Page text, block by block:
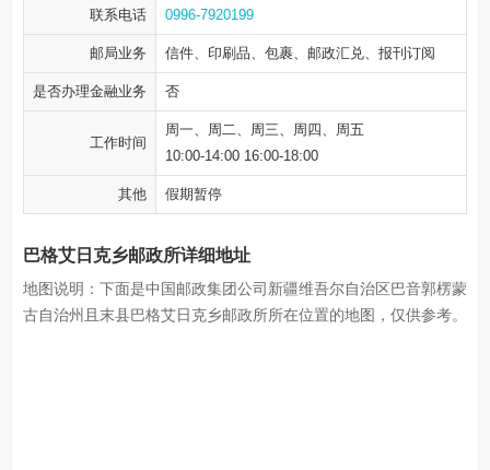
联系电话 0996-7920199
邮局业务 信件、印刷品、包裹、邮政汇兑、报刊订阅
是否办理金融业务 否
工作时间
周一、周二、周三、周四、周五
10:00-14:00 16:00-18:00
其他 假期暂停
巴格艾日克乡邮政所详细地址
地图说明：下面是中国邮政集团公司新疆维吾尔自治区巴音郭楞蒙
古自治州且末县巴格艾日克乡邮政所所在位置的地图，仅供参考。